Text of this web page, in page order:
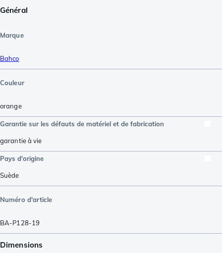
Général
Marque
Bahco
Couleur
orange
Garantie sur les défauts de matériel et de fabrication
garantie à vie
Pays d'origine
Suède
Numéro d'article
BA-P128-19
Dimensions